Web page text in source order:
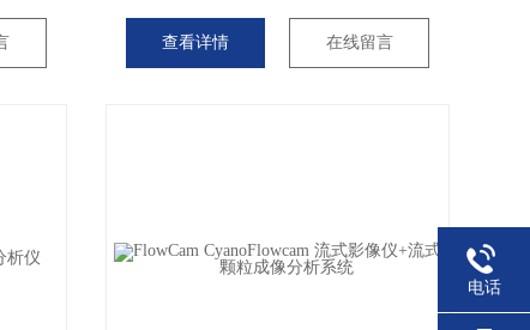
查看详情 在线留言
电话